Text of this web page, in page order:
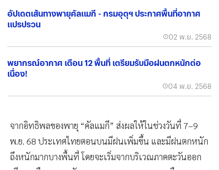
อัปเดตเส้นทางพายุคัลแมกี - กรมอุตุฯ ประกาศพื้นที่อากาศ
แปรปรวน
02 พ.ย. 2568
พยากรณ์อากาศ เตือน 12 พื้นที่ เตรียมรับมือฝนตกหนักต่อ
เนื่อง!
04 พ.ย. 2568
จากอิทธิพลของพายุ “คัลแมกี” ส่งผลให้ในช่วงวันที่ 7–9
พ.ย. 68 ประเทศไทยตอนบนมีฝนเพิ่มขึ้น และมีฝนตกหนัก
ถึงหนักมากบางพื้นที่ โดยจะเริ่มจากบริเวณภาคตะวันออก